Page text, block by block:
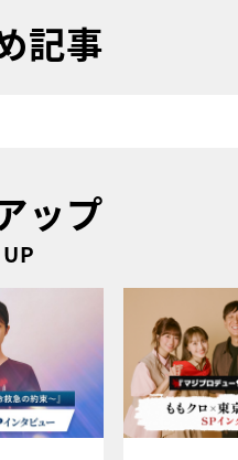
記事
ップ